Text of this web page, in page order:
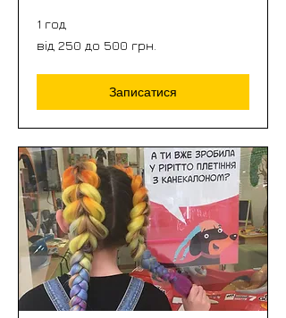
1 год
від
250
від 250 до 500 грн.
Записатися